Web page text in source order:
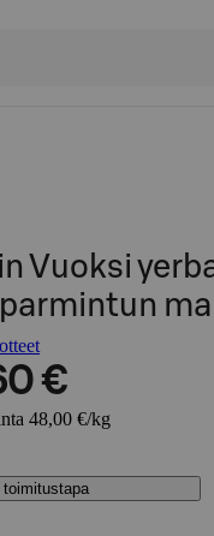
Vuoksi
€
48,00 €/kg
toimitustapa